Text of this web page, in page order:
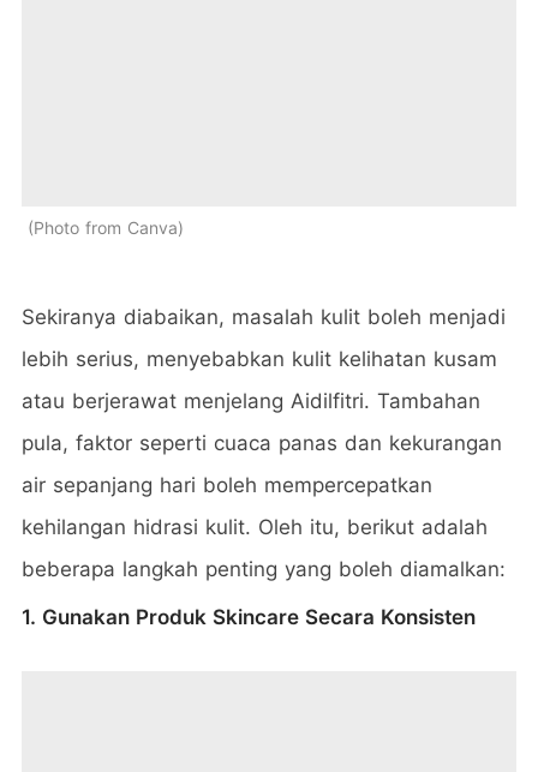
Photo from Canva
Sekiranya diabaikan, masalah kulit boleh menjadi
lebih serius, menyebabkan kulit kelihatan kusam
atau berjerawat menjelang Aidilfitri. Tambahan
pula, faktor seperti cuaca panas dan kekurangan
air sepanjang hari boleh mempercepatkan
kehilangan hidrasi kulit. Oleh itu, berikut adalah
beberapa langkah penting yang boleh diamalkan:
1. Gunakan Produk Skincare Secara Konsisten